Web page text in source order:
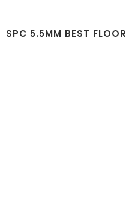
SPC 5.5MM BEST FLOOR